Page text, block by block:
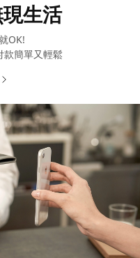
生活
OK!
款簡單又輕鬆